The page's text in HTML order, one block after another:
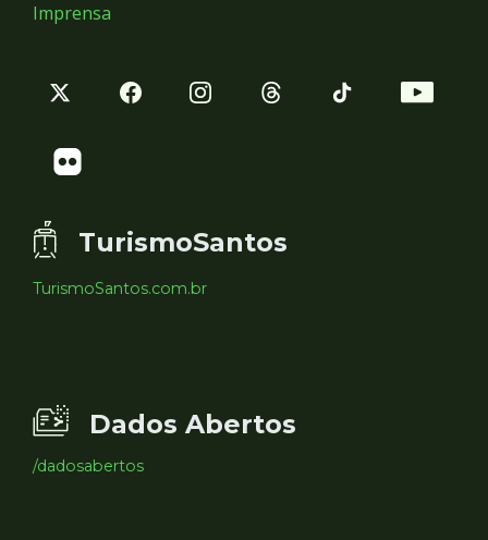
Imprensa
TurismoSantos
TurismoSantos.com.br
Dados Abertos
/dadosabertos